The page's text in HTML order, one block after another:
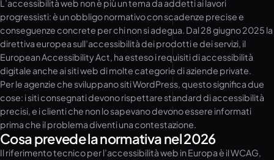
L’accessibilità web non è più un tema da addetti ai lavori
progressisti: è un obbligo normativo con scadenze precise e
conseguenze concrete per chi non si adegua. Dal 28 giugno 2025 la
direttiva europea sull’accessibilità dei prodotti e dei servizi, il
European Accessibility Act, ha esteso i requisiti di accessibilità
digitale anche ai siti web di molte categorie di aziende private.
Per le agenzie che sviluppano siti WordPress, questo significa due
cose: i siti consegnati devono rispettare standard di accessibilità
precisi, e i clienti che non lo sapevano devono essere informati
prima che il problema diventi una contestazione.
Cosa prevede la normativa nel 2026
Il riferimento tecnico per l’accessibilità web in Europa è il WCAG,